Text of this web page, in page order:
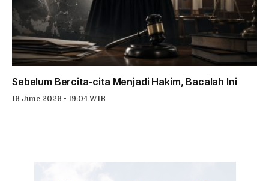
Sebelum Bercita-cita Menjadi Hakim, Bacalah Ini
16 June 2026 • 19:04 WIB